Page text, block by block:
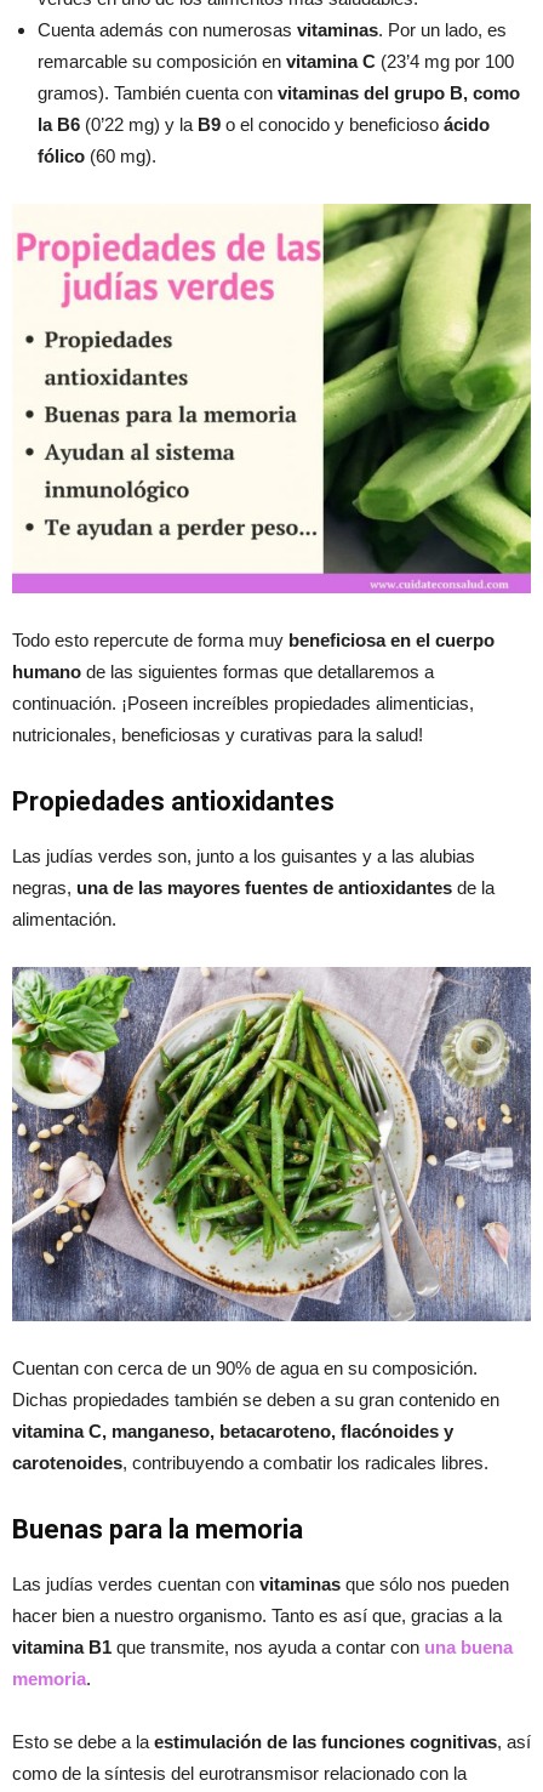
Cuenta además con numerosas vitaminas. Por un lado, es
remarcable su composición en vitamina C (23’4 mg por 100
gramos). También cuenta con vitaminas del grupo B, como
la B6 (0’22 mg) y la B9 o el conocido y beneficioso ácido
fólico (60 mg).
Todo esto repercute de forma muy beneficiosa en el cuerpo
humano de las siguientes formas que detallaremos a
continuación. ¡Poseen increíbles propiedades alimenticias,
nutricionales, beneficiosas y curativas para la salud!
Propiedades antioxidantes
Las judías verdes son, junto a los guisantes y a las alubias
negras, una de las mayores fuentes de antioxidantes de la
alimentación.
Cuentan con cerca de un 90% de agua en su composición.
Dichas propiedades también se deben a su gran contenido en
vitamina C, manganeso, betacaroteno, flacónoides y
carotenoides, contribuyendo a combatir los radicales libres.
Buenas para la memoria
Las judías verdes cuentan con vitaminas que sólo nos pueden
hacer bien a nuestro organismo. Tanto es así que, gracias a la
vitamina B1 que transmite, nos ayuda a contar con una buena
memoria.
Esto se debe a la estimulación de las funciones cognitivas, así
como de la síntesis del eurotransmisor relacionado con la